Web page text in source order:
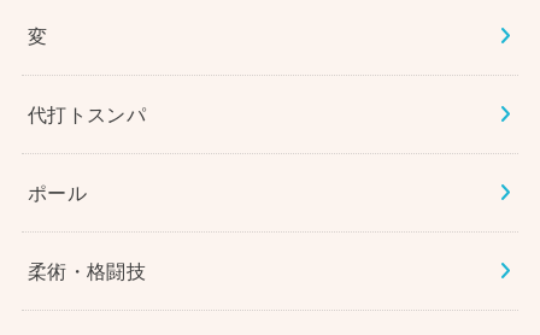
変
代打トスンパ
ポール
柔術・格闘技